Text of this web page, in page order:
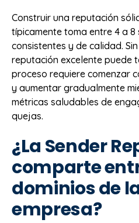
Construir una reputación
típicamente toma entre 4 a 8
consistentes y de calidad.
reputación excelente puede
proceso requiere comenzar
y aumentar gradualmente
métricas saludables de
quejas.
¿La Sender
comparte
dominios de
empresa?